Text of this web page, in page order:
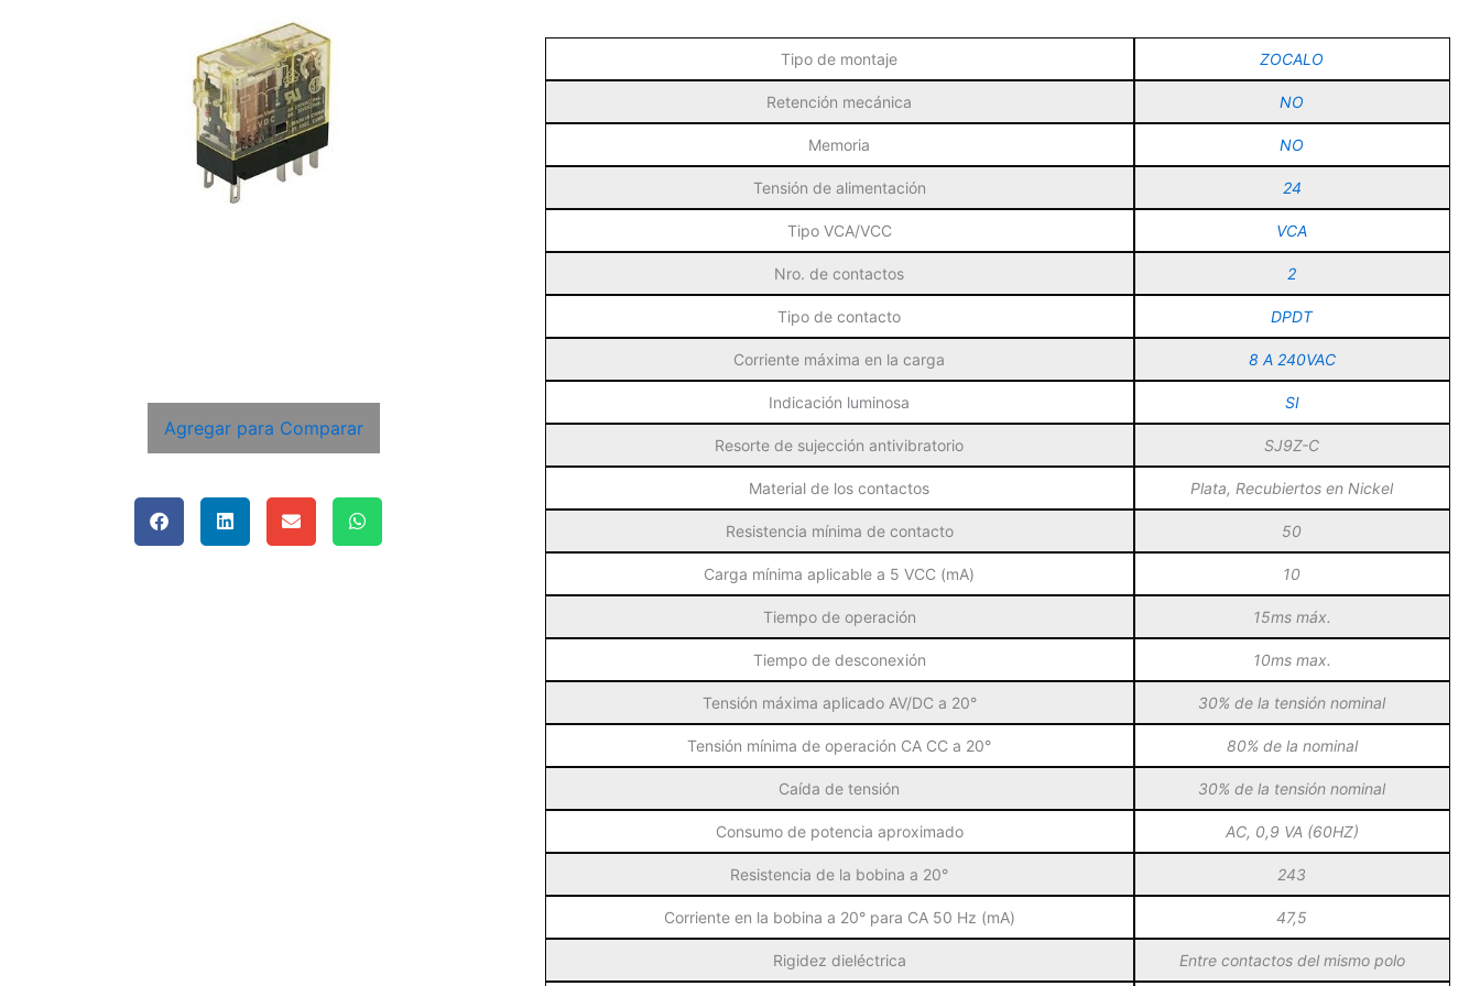
Agregar para Comparar
Tipo de montaje ZOCALO
Retención mecánica NO
Memoria NO
Tensión de alimentación 24
Tipo VCA/VCC VCA
Nro. de contactos 2
Tipo de contacto DPDT
Corriente máxima en la carga 8 A 240VAC
Indicación luminosa SI
Resorte de sujección antivibratorio SJ9Z-C
Material de los contactos Plata, Recubiertos en Nickel
Resistencia mínima de contacto 50
Carga mínima aplicable a 5 VCC (mA) 10
Tiempo de operación 15ms máx.
Tiempo de desconexión 10ms max.
Tensión máxima aplicado AV/DC a 20° 30% de la tensión nominal
Tensión mínima de operación CA CC a 20° 80% de la nominal
Caída de tensión 30% de la tensión nominal
Consumo de potencia aproximado AC, 0,9 VA (60HZ)
Resistencia de la bobina a 20° 243
Corriente en la bobina a 20° para CA 50 Hz (mA) 47,5
Rigidez dieléctrica Entre contactos del mismo polo